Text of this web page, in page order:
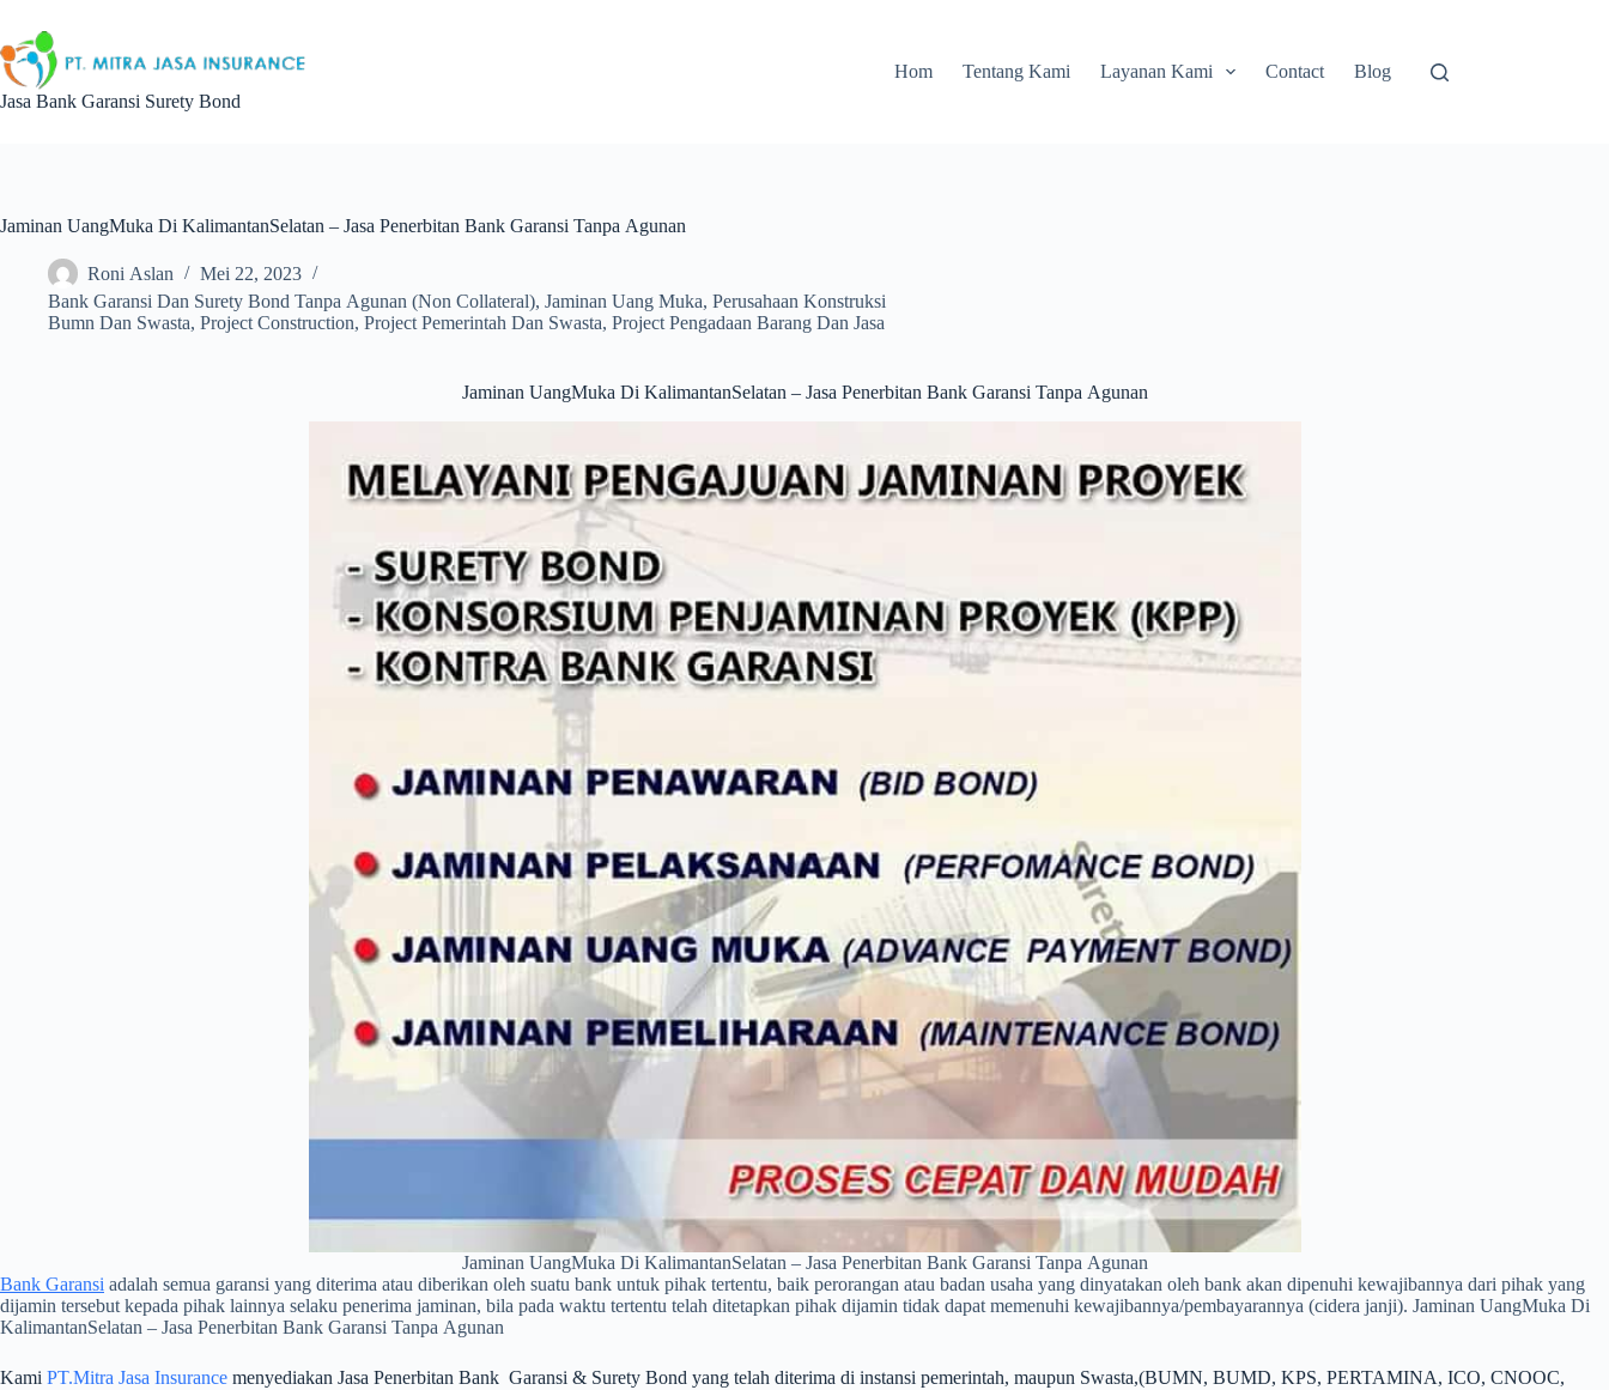
content
Jasa Bank Garansi Surety Bond
Hom Tentang Kami Layanan Kami Contact Blog
Jaminan UangMuka Di KalimantanSelatan – Jasa Penerbitan Bank Garansi Tanpa Agunan
Roni Aslan
Mei 22, 2023
Bank Garansi Dan Surety Bond Tanpa Agunan (Non Collateral), Jaminan Uang Muka, Perusahaan Konstruksi
Bumn Dan Swasta, Project Construction, Project Pemerintah Dan Swasta, Project Pengadaan Barang Dan Jasa
Jaminan UangMuka Di KalimantanSelatan – Jasa Penerbitan Bank Garansi Tanpa Agunan
Jaminan UangMuka Di KalimantanSelatan – Jasa Penerbitan Bank Garansi Tanpa Agunan
Bank Garansi adalah semua garansi yang diterima atau diberikan oleh suatu bank untuk pihak tertentu, baik perorangan atau badan usaha yang dinyatakan oleh bank akan dipenuhi kewajibannya dari pihak yang
dijamin tersebut kepada pihak lainnya selaku penerima jaminan, bila pada waktu tertentu telah ditetapkan pihak dijamin tidak dapat memenuhi kewajibannya/pembayarannya (cidera janji). Jaminan UangMuka Di
KalimantanSelatan – Jasa Penerbitan Bank Garansi Tanpa Agunan
Kami PT.Mitra Jasa Insurance menyediakan Jasa Penerbitan Bank Garansi & Surety Bond yang telah diterima di instansi pemerintah, maupun Swasta,(BUMN, BUMD, KPS, PERTAMINA, ICO, CNOOC,